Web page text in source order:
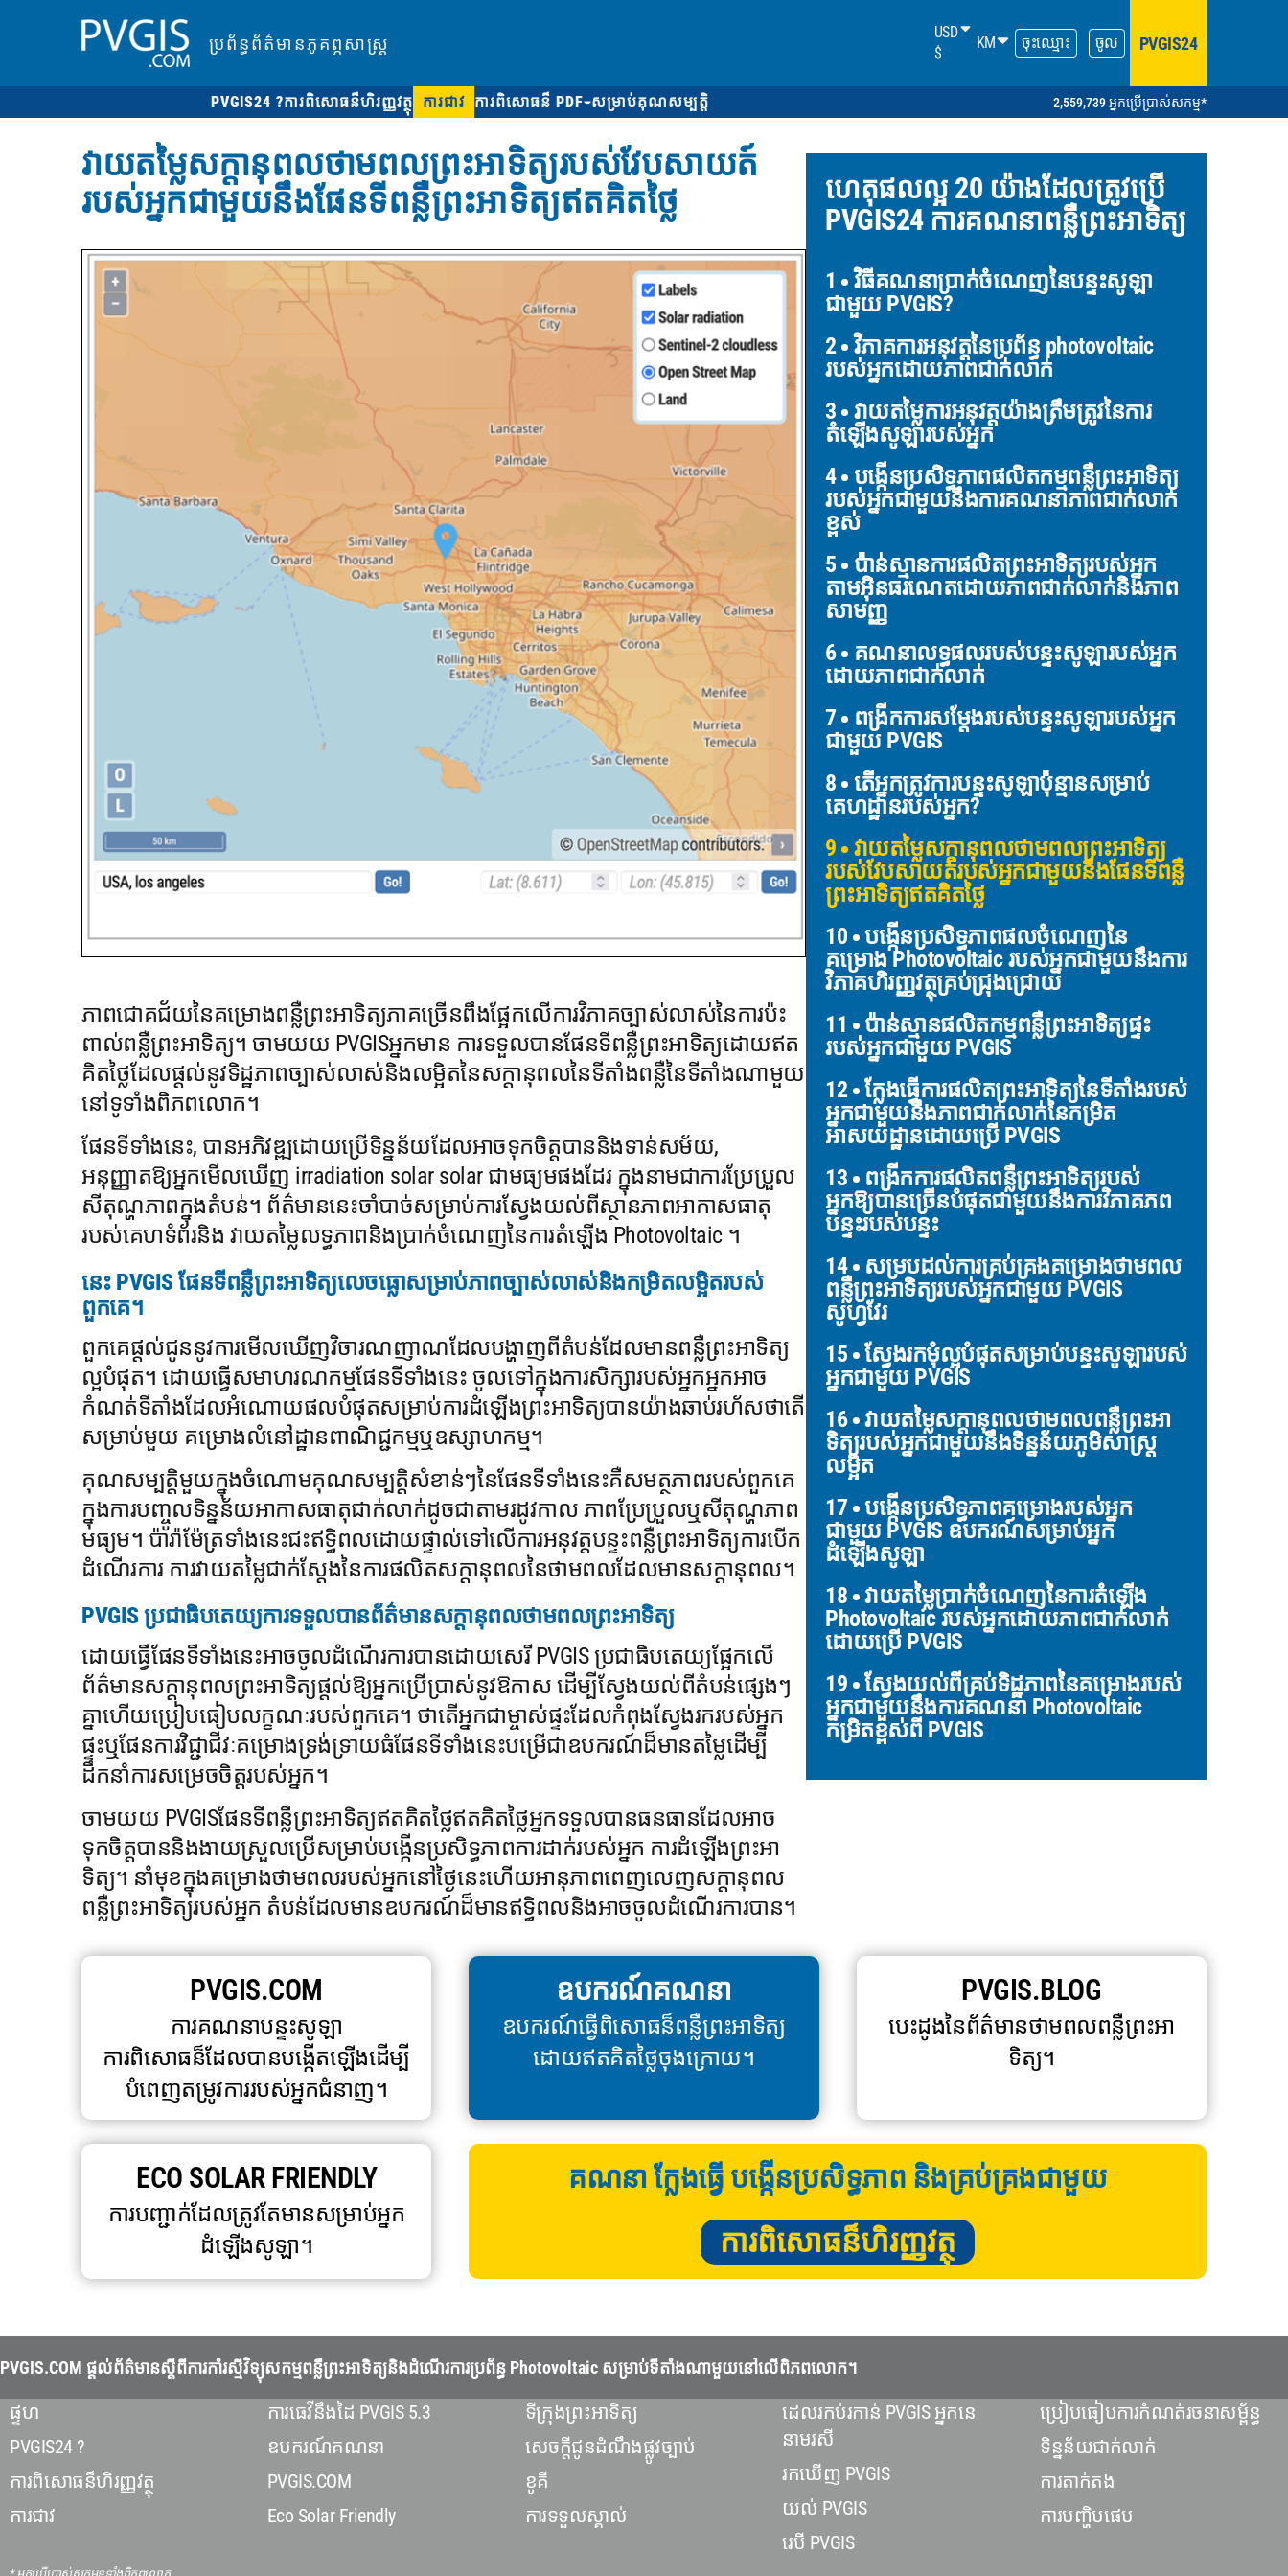
ប្រព័ន្ធព័ត៌មានភូគព្ភសាស្ត្រ
USD
$
KM ចុះឈ្មោះ ចូល PVGIS24
PVGIS24 ?ការពិសោធន៏ហិរញ្ញវត្ថុ ការជាវ ការពិសោធន៏ PDF សម្រាប់គុណសម្បត្តិ 2,559,739 អ្នកប្រើប្រាស់សកម្ម*
វាយតម្លៃសក្តានុពលថាមពលព្រះអាទិត្យរបស់វែបសាយត៍
របស់អ្នកជាមួយនឹងផែនទីពន្លឺព្រះអាទិត្យឥតគិតថ្លៃ
ភាពជោគជ័យនៃគម្រោងពន្លឺព្រះអាទិត្យភាគច្រើនពឹងផ្អែកលើការវិភាគច្បាស់លាស់នៃការប៉ះ
ពាល់ពន្លឺព្រះអាទិត្យ។ ចាមយយ PVGISអ្នកមាន ការទទួលបានផែនទីពន្លឺព្រះអាទិត្យដោយឥត
គិតថ្លៃដែលផ្តល់នូវទិដ្ឋភាពច្បាស់លាស់និងលម្អិតនៃសក្តានុពលនៃទីតាំងពន្លឺនៃទីតាំងណាមួយ
នៅទូទាំងពិភពលោក។
ផែនទីទាំងនេះ, បានអភិវឌ្ឍដោយប្រើទិន្នន័យដែលអាចទុកចិត្តបាននិងទាន់សម័យ,
អនុញ្ញាតឱ្យអ្នកមើលឃើញ irradiation solar solar ជាមធ្យមផងដែរ ក្នុងនាមជាការប្រែប្រួល
សីតុណ្ហភាពក្នុងតំបន់។ ព័ត៌មាននេះចាំបាច់សម្រាប់ការស្វែងយល់ពីស្ថានភាពអាកាសធាតុ
របស់គេហទំព័រនិង វាយតម្លៃលទ្ធភាពនិងប្រាក់ចំណេញនៃការតំឡើង Photovoltaic ។
នេះ PVGIS ផែនទីពន្លឺព្រះអាទិត្យលេចធ្លោសម្រាប់ភាពច្បាស់លាស់និងកម្រិតលម្អិតរបស់
ពួកគេ។
ពួកគេផ្តល់ជូននូវការមើលឃើញវិចារណញាណដែលបង្ហាញពីតំបន់ដែលមានពន្លឺព្រះអាទិត្យ
ល្អបំផុត។ ដោយធ្វើសមាហរណកម្មផែនទីទាំងនេះ ចូលទៅក្នុងការសិក្សារបស់អ្នកអ្នកអាច
កំណត់ទីតាំងដែលអំណោយផលបំផុតសម្រាប់ការដំឡើងព្រះអាទិត្យបានយ៉ាងឆាប់រហ័សថាតើ
សម្រាប់មួយ គម្រោងលំនៅដ្ឋានពាណិជ្ជកម្មឬឧស្សាហកម្ម។
គុណសម្បត្តិមួយក្នុងចំណោមគុណសម្បត្តិសំខាន់ៗនៃផែនទីទាំងនេះគឺសមត្ថភាពរបស់ពួកគេ
ក្នុងការបញ្ចូលទិន្នន័យអាកាសធាតុជាក់លាក់ដូចជាតាមរដូវកាល ភាពប្រែប្រួលឬសីតុណ្ហភាព
មធ្យម។ ប៉ារ៉ាម៉ែត្រទាំងនេះជះឥទ្ធិពលដោយផ្ទាល់ទៅលើការអនុវត្តបន្ទះពន្លឺព្រះអាទិត្យការបើក
ដំណើរការ ការវាយតម្លៃជាក់ស្តែងនៃការផលិតសក្តានុពលនៃថាមពលដែលមានសក្តានុពល។
PVGIS ប្រជាធិបតេយ្យការទទួលបានព័ត៌មានសក្តានុពលថាមពលព្រះអាទិត្យ
ដោយធ្វើផែនទីទាំងនេះអាចចូលដំណើរការបានដោយសេរី PVGIS ប្រជាធិបតេយ្យផ្អែកលើ
ព័ត៌មានសក្តានុពលព្រះអាទិត្យផ្តល់ឱ្យអ្នកប្រើប្រាស់នូវឱកាស ដើម្បីស្វែងយល់ពីតំបន់ផ្សេងៗ
គ្នាហើយប្រៀបធៀបលក្ខណៈរបស់ពួកគេ។ ថាតើអ្នកជាម្ចាស់ផ្ទះដែលកំពុងស្វែងរករបស់អ្នក
ផ្ទះឬផែនការវិជ្ជាជីវៈគម្រោងទ្រង់ទ្រាយធំផែនទីទាំងនេះបម្រើជាឧបករណ៍ដ៏មានតម្លៃដើម្បី
ដឹកនាំការសម្រេចចិត្តរបស់អ្នក។
ចាមយយ PVGISផែនទីពន្លឺព្រះអាទិត្យឥតគិតថ្លៃឥតគិតថ្លៃអ្នកទទួលបានធនធានដែលអាច
ទុកចិត្តបាននិងងាយស្រួលប្រើសម្រាប់បង្កើនប្រសិទ្ធភាពការដាក់របស់អ្នក ការដំឡើងព្រះអា
ទិត្យ។ នាំមុខក្នុងគម្រោងថាមពលរបស់អ្នកនៅថ្ងៃនេះហើយអានុភាពពេញលេញសក្តានុពល
ពន្លឺព្រះអាទិត្យរបស់អ្នក តំបន់ដែលមានឧបករណ៍ដ៏មានឥទ្ធិពលនិងអាចចូលដំណើរការបាន។
ហេតុផលល្អ 20 យ៉ាងដែលត្រូវប្រើ
PVGIS24 ការគណនាពន្លឺព្រះអាទិត្យ
1
វិធីគណនាប្រាក់ចំណេញនៃបន្ទះសូឡា
ជាមួយ PVGIS?
2
វិភាគការអនុវត្តនៃប្រព័ន្ធ photovoltaic
របស់អ្នកដោយភាពជាក់លាក់
3
វាយតម្លៃការអនុវត្តយ៉ាងត្រឹមត្រូវនៃការ
តំឡើងសូឡារបស់អ្នក
4
បង្កើនប្រសិទ្ធភាពផលិតកម្មពន្លឺព្រះអាទិត្យ
របស់អ្នកជាមួយនឹងការគណនាភាពជាក់លាក់
ខ្ពស់
5
ប៉ាន់ស្មានការផលិតព្រះអាទិត្យរបស់អ្នក
តាមអ៊ិនធរណេតដោយភាពជាក់លាក់និងភាព
សាមញ្ញ
6
គណនាលទ្ធផលរបស់បន្ទះសូឡារបស់អ្នក
ដោយភាពជាក់លាក់
7
ពង្រីកការសម្តែងរបស់បន្ទះសូឡារបស់អ្នក
ជាមួយ PVGIS
8
តើអ្នកត្រូវការបន្ទះសូឡាប៉ុន្មានសម្រាប់
គេហដ្ឋានរបស់អ្នក?
9
វាយតម្លៃសក្តានុពលថាមពលព្រះអាទិត្យ
របស់វែបសាយត៍របស់អ្នកជាមួយនឹងផែនទីពន្លឺ
ព្រះអាទិត្យឥតគិតថ្លៃ
10 បង្កើនប្រសិទ្ធភាពផលចំណេញនៃ
គម្រោង Photovoltaic របស់អ្នកជាមួយនឹងការ
វិភាគហិរញ្ញវត្ថុគ្រប់ជ្រុងជ្រោយ
11 ប៉ាន់ស្មានផលិតកម្មពន្លឺព្រះអាទិត្យផ្ទះ
របស់អ្នកជាមួយ PVGIS
12 ក្លែងធ្វើការផលិតព្រះអាទិត្យនៃទីតាំងរបស់
អ្នកជាមួយនឹងភាពជាក់លាក់នៃកម្រិត
អាសយដ្ឋានដោយប្រើ PVGIS
13 ពង្រីកការផលិតពន្លឺព្រះអាទិត្យរបស់
អ្នកឱ្យបានច្រើនបំផុតជាមួយនឹងការវិភាគភព
បន្ទះរបស់បន្ទះ
14 សម្របដល់ការគ្រប់គ្រងគម្រោងថាមពល
ពន្លឺព្រះអាទិត្យរបស់អ្នកជាមួយ PVGIS
សូហ្វវែរ
15 ស្វែងរកមុំល្អបំផុតសម្រាប់បន្ទះសូឡារបស់
អ្នកជាមួយ PVGIS
16 វាយតម្លៃសក្តានុពលថាមពលពន្លឺព្រះអា
ទិត្យរបស់អ្នកជាមួយនឹងទិន្នន័យភូមិសាស្ត្រ
លម្អិត
17 បង្កើនប្រសិទ្ធភាពគម្រោងរបស់អ្នក
ជាមួយ PVGIS ឧបករណ៍សម្រាប់អ្នក
ដំឡើងសូឡា
18 វាយតម្លៃប្រាក់ចំណេញនៃការតំឡើង
Photovoltaic របស់អ្នកដោយភាពជាក់លាក់
ដោយប្រើ PVGIS
19 ស្វែងយល់ពីគ្រប់ទិដ្ឋភាពនៃគម្រោងរបស់
អ្នកជាមួយនឹងការគណនា Photovoltaic
កម្រិតខ្ពស់ពី PVGIS
PVGIS.COM
ការគណនាបន្ទះសូឡា
ការពិសោធន៏ដែលបានបង្កើតឡើងដើម្បី
បំពេញតម្រូវការរបស់អ្នកជំនាញ។
ឧបករណ៍គណនា
ឧបករណ៍ធ្វើពិសោធន៏ពន្លឺព្រះអាទិត្យ
ដោយឥតគិតថ្លៃចុងក្រោយ។
PVGIS.BLOG
បេះដូងនៃព័ត៌មានថាមពលពន្លឺព្រះអា
ទិត្យ។
ECO SOLAR FRIENDLY
ការបញ្ជាក់ដែលត្រូវតែមានសម្រាប់អ្នក
ដំឡើងសូឡា។
គណនា ក្លែងធ្វើ បង្កើនប្រសិទ្ធភាព និងគ្រប់គ្រងជាមួយ
ការពិសោធន៏ហិរញ្ញវត្ថុ
PVGIS.COM ផ្តល់ព័ត៌មានស្តីពីការកាំរស្មីវិទ្យុសកម្មពន្លឺព្រះអាទិត្យនិងដំណើរការប្រព័ន្ធ Photovoltaic សម្រាប់ទីតាំងណាមួយនៅលើពិភពលោក។
ផ្ទហ
PVGIS24 ?
ការពិសោធន៏ហិរញ្ញវត្ថុ
ការជាវ
ការធេវីនឹងដៃ PVGIS 5.3
ឧបករណ៍គណនា
PVGIS.COM
Eco Solar Friendly
ទីក្រុងព្រះអាទិត្យ
សេចក្តីជូនដំណឹងផ្លូវច្បាប់
ខូគី
ការទទួលស្គាល់
ដេលរកប់រកាន់ PVGIS អ្នកនេ
នាមរសី
រកឃើញ PVGIS
យល់ PVGIS
រេបី PVGIS
ប្រៀបធៀបការកំណត់រចនាសម្ព័ន្ធ
ទិន្នន័យជាក់លាក់
ការតាក់តង
ការបញ្ហិបផេប